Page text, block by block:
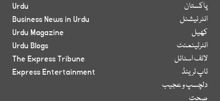
پاکستان
انٹر نیشنل
کھیل
انٹرٹینمنٹ
لائف اسٹائل
ٹاپ ٹرینڈ
دلچسپ و عجیب
صحت
Urdu
Business News in Urdu
Urdu Magazine
Urdu Blogs
The Express Tribune
Express Entertainment